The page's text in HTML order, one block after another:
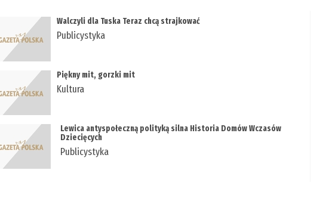
Walczyli dla Tuska Teraz chcą strajkować
Publicystyka
Piękny mit, gorzki mit
Kultura
Lewica antyspołeczną polityką silna Historia Domów Wczasów
Dziecięcych
Publicystyka